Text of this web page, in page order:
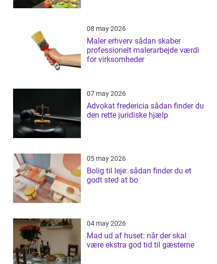
08 may 2026
Maler erhverv sådan skaber
professionelt malerarbejde værdi
for virksomheder
07 may 2026
Advokat fredericia sådan finder du
den rette juridiske hjælp
05 may 2026
Bolig til leje: sådan finder du et
godt sted at bo
04 may 2026
Mad ud af huset: når der skal
være ekstra god tid til gæsterne